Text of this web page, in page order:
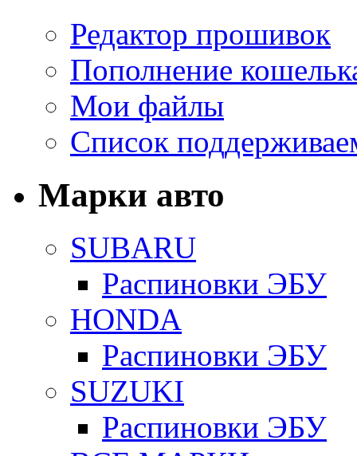
Редактор прошивок
Пополнение
Мои файлы
Список
Марки авто
SUBARU
Распиновки ЭБУ
HONDA
Распиновки ЭБУ
SUZUKI
Распиновки ЭБУ